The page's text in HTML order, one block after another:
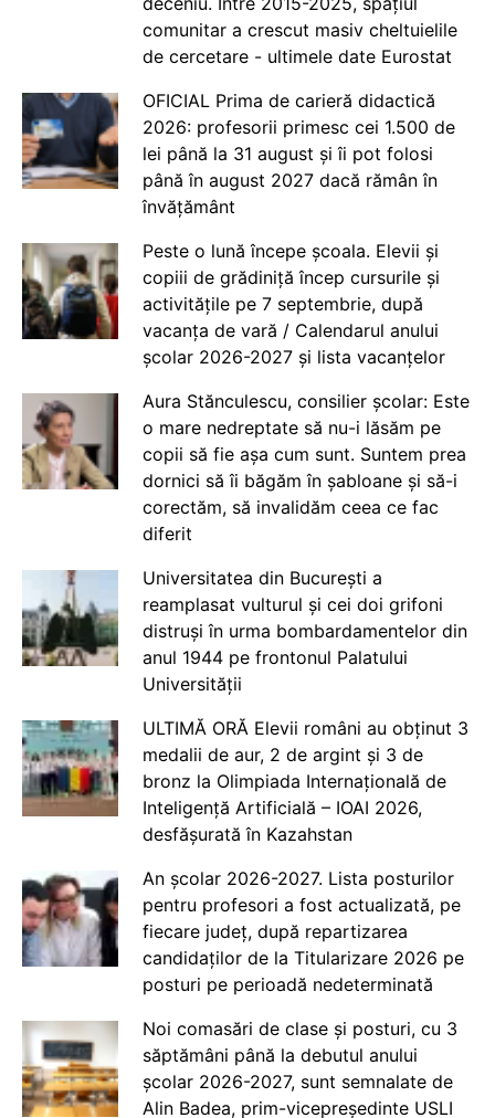
comunitar a crescut masiv cheltuielile
de cercetare - ultimele date Eurostat
OFICIAL Prima de carieră didactică
2026: profesorii primesc cei 1.500 de
lei până la 31 august și îi pot folosi
până în august 2027 dacă rămân în
învățământ
Peste o lună începe școala. Elevii și
copiii de grădiniță încep cursurile și
activitățile pe 7 septembrie, după
vacanța de vară / Calendarul anului
școlar 2026-2027 și lista vacanțelor
Aura Stănculescu, consilier școlar: Este
o mare nedreptate să nu-i lăsăm pe
copii să fie așa cum sunt. Suntem prea
dornici să îi băgăm în șabloane și să-i
corectăm, să invalidăm ceea ce fac
diferit
Universitatea din București a
reamplasat vulturul și cei doi grifoni
distruși în urma bombardamentelor din
anul 1944 pe frontonul Palatului
Universității
ULTIMĂ ORĂ Elevii români au obținut 3
medalii de aur, 2 de argint și 3 de
bronz la Olimpiada Internațională de
Inteligență Artificială – IOAI 2026,
desfășurată în Kazahstan
An școlar 2026-2027. Lista posturilor
pentru profesori a fost actualizată, pe
fiecare județ, după repartizarea
candidaților de la Titularizare 2026 pe
posturi pe perioadă nedeterminată
Noi comasări de clase și posturi, cu 3
săptămâni până la debutul anului
școlar 2026-2027, sunt semnalate de
Alin Badea, prim-vicepreședinte USLI